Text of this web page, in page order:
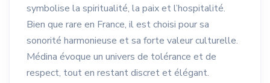
symbolise la spiritualité, la paix et l’hospitalité.
Bien que rare en France, il est choisi pour sa
sonorité harmonieuse et sa forte valeur culturelle.
Médina évoque un univers de tolérance et de
respect, tout en restant discret et élégant.